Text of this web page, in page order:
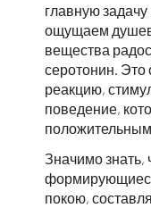
главную
ощущаем
вещества
серотонин. Это
реакцию,
поведение,
Значимо знать,
покою,